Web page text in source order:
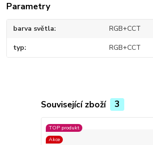
Parametry
barva světla RGB+CCT
typ RGB+CCT
Související zboží 3
TOP produkt
Akce